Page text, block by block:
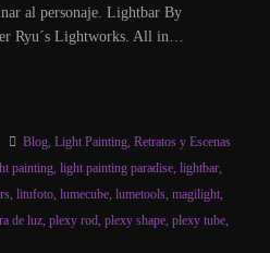
al personaje. Lightbar By
Ryu´s Lightworks. All in…
Blog, Light Painting, Retratos y Escenas
painting, light painting paradise, lightbar,
litufoto lumecube lumetools magilight
de luz plexy rod plexy shape plexy tube